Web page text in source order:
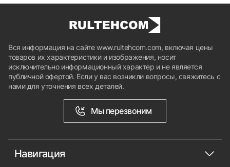
Вся информация на сайте www.rultehcom.com, включая цены
товаров их характеристики и изображения, носит
исключительно информационный характер и не является
публичной офертой. Если у вас возникли вопросы, свяжитесь с
нами для уточнения всех деталей.
Мы перезвоним
Навигация